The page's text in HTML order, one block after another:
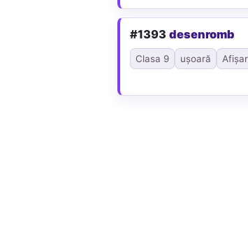
#1393 desenromb
Clasa 9 ușoară